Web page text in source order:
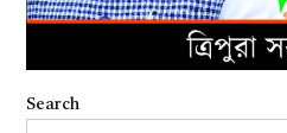
Search